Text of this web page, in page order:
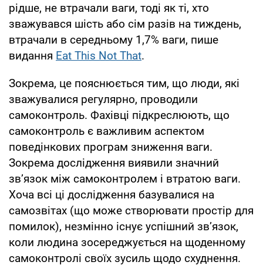
рідше, не втрачали ваги, тоді як ті, хто
зважувався шість або сім разів на тиждень,
втрачали в середньому 1,7% ваги, пише
видання Eat This Not That.
Зокрема, це пояснюється тим, що люди, які
зважувалися регулярно, проводили
самоконтроль. Фахівці підкреслюють, що
самоконтроль є важливим аспектом
поведінкових програм зниження ваги.
Зокрема дослідження виявили значний
зв’язок між самоконтролем і втратою ваги.
Хоча всі ці дослідження базувалися на
самозвітах (що може створювати простір для
помилок), незмінно існує успішний зв’язок,
коли людина зосереджується на щоденному
самоконтролі своїх зусиль щодо схуднення.